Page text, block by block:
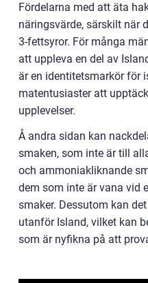
Fördelarna med att äta
näringsvärde, särskilt när
3-fettsyror. För många
att uppleva en del av
är en identitetsmarkör för
matentusiaster att
upplevelser.
Å andra sidan kan
smaken, som inte är till
och ammoniakliknande
dem som inte är vana vid
smaker. Dessutom kan
utanför Island, vilket kan
som är nyfikna på att